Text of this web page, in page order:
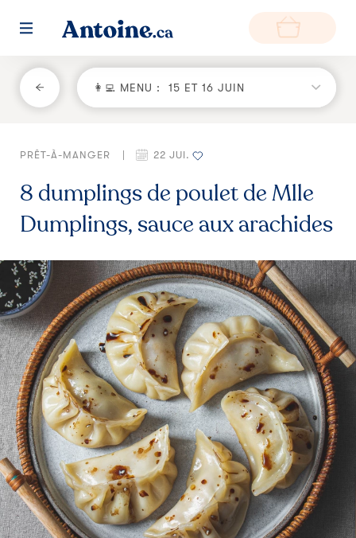
RETOUR
Fonctionnement
Environnement
Producteurs
Zone de livraison
👩‍💻 MENU : 15 ET 16 JUIN
PRÊT-À-MANGER 22 JUI.
8 dumplings de poulet de Mlle
Dumplings, sauce aux arachides